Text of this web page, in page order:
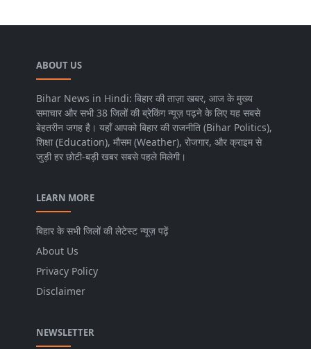
ABOUT US
Bihar News in Hindi: बिहार की ताज़ा खबर, आज के मुख्य
समाचार और सभी 38 जिलों की ब्रेकिंग न्यूज़ पढ़ने के लिए यह सबसे
बेहतरीन जगह है। यहाँ आपको बिहार की राजनीति (Bihar Politics),
शिक्षा (Education), मौसम (Weather), रोजगार, और क्राइम से
जुड़ी हर छोटी-बड़ी खबर सबसे पहले मिलेगी।
LEARN MORE
बिहार के सभी जिलों की लेटेस्ट न्यूज़ पढ़ें
About Us
Privacy Policy
Disclaimer
NEWSLETTER